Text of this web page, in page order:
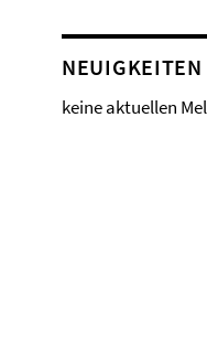
keine aktuellen